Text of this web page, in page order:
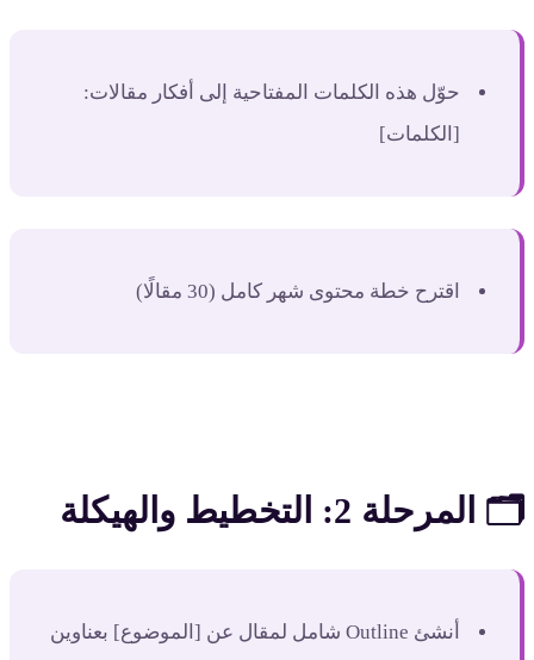
حوّل هذه الكلمات المفتاحية إلى أفكار مقالات:
[الكلمات]
اقترح خطة محتوى شهر كامل (30 مقالًا)
🗂️ المرحلة 2: التخطيط والهيكلة
أنشئ Outline شامل لمقال عن [الموضوع] بعناوين